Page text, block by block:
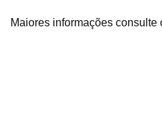
Maiores informações consulte